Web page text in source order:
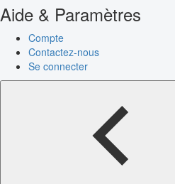
Aide & Paramètres
Compte
Contactez-nous
Se connecter